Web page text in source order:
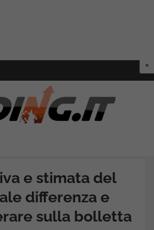
e stimata del
differenza e
sulla bolletta